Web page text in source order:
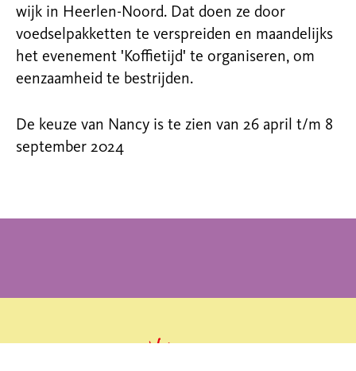
wijk in Heerlen-Noord. Dat doen ze door
voedselpakketten te verspreiden en maandelijks
het evenement 'Koffietijd' te organiseren, om
eenzaamheid te bestrijden.
De keuze van Nancy is te zien van 26 april t/m 8
september 2024